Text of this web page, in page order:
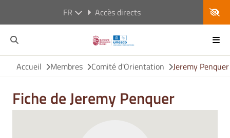
FR Accès directs
Accueil Membres Comité d'Orientation Jeremy Penquer
Fiche de Jeremy Penquer